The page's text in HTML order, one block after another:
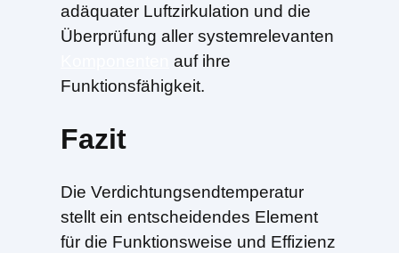
adäquater Luftzirkulation und die
Überprüfung aller systemrelevanten
auf ihre
Funktionsfähigkeit.
Fazit
Die Verdichtungsendtemperatur
stellt ein entscheidendes Element
für die Funktionsweise und Effizienz